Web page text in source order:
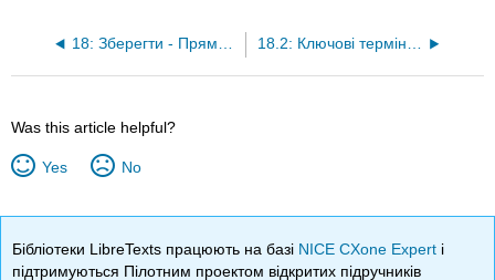
18: Зберегти - Прямий маркетинг (електронна пошта та мобільний телефон) 18.2: Ключові терміни та поняття
Was this article helpful?
Yes No
Бібліотеки LibreTexts працюють на базі NICE CXone Expert і
підтримуються Пілотним проектом відкритих підручників